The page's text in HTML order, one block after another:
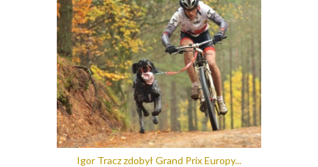
Igor Tracz zdobył Grand Prix Europy...